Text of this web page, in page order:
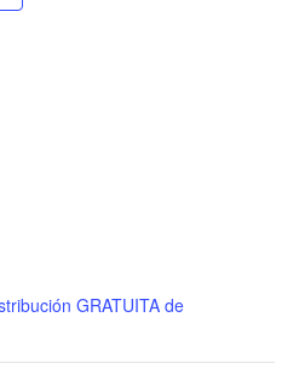
GRATUITA de